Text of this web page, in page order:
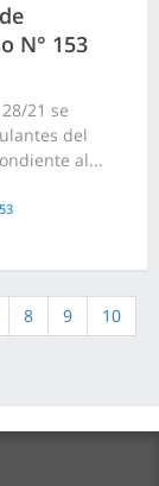
N° 153
21 se
del
al...
8 9
10